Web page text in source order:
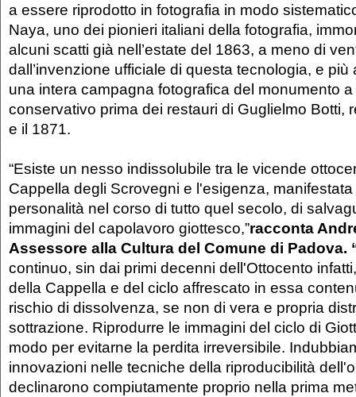
a essere riprodotto in fotografia in modo
Naya, uno dei pionieri italiani della fotografia,
alcuni scatti già nell’estate del 1863, a meno di
dall’invenzione ufficiale di questa tecnologia, e più
una intera campagna fotografica del monumento
conservativo prima dei restauri di Guglielmo Botti,
e il 1871.
“Esiste un nesso indissolubile tra le vicende
Cappella degli Scrovegni e l'esigenza,
personalità nel corso di tutto quel secolo, di
immagini del capolavoro giottesco,”racconta
Assessore alla Cultura del Comune di Padova.
continuo, sin dai primi decenni dell'Ottocento
della Cappella e del ciclo affrescato in essa
rischio di dissolvenza, se non di vera e propria
sottrazione. Riprodurre le immagini del ciclo di
modo per evitarne la perdita irreversibile.
innovazioni nelle tecniche della riproducibilità
declinarono compiutamente proprio nella prima